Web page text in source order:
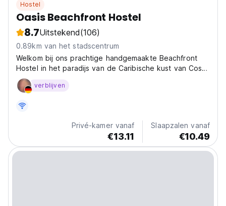
Hostel
Oasis Beachfront Hostel
8.7Uitstekend(106)
0.89km van het stadscentrum
Welkom bij ons prachtige handgemaakte Beachfront
Hostel in het paradijs van de Caribische kust van Costa
Rica!
verblijven
Privé-kamer vanaf
€13.11
Slaapzalen vanaf
€10.49